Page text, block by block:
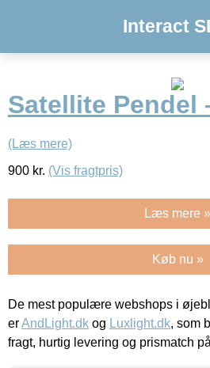
Interact
Satellite Pendel
(Læs mere)
900 kr. (Vis fragtpris)
Læs mere »
Køb nu »
De mest populære webshops i
erAndLight.dk og Luxlight.dk, som
fragt, hurtig levering og prismatch